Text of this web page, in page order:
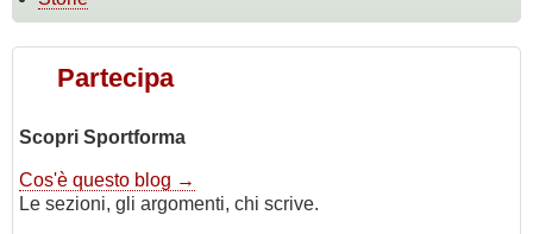
Partecipa
Scopri Sportforma
Cos'è questo blog →
Le sezioni, gli argomenti, chi scrive.